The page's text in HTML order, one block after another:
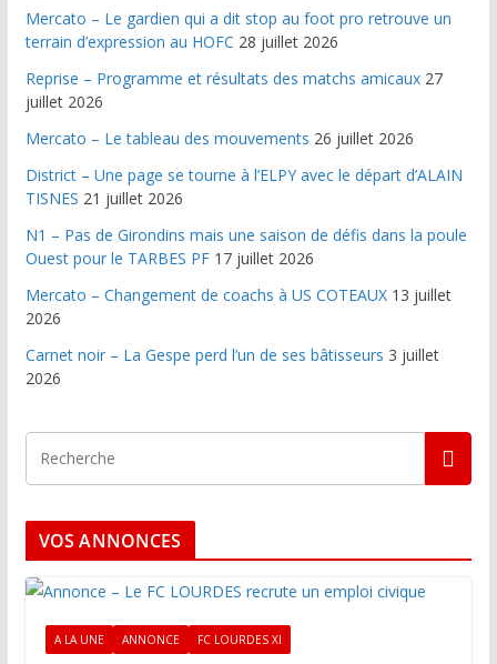
Mercato – Le gardien qui a dit stop au foot pro retrouve un
terrain d’expression au HOFC 28 juillet 2026
Reprise – Programme et résultats des matchs amicaux 27
juillet 2026
Mercato – Le tableau des mouvements 26 juillet 2026
District – Une page se tourne à l’ELPY avec le départ d’ALAIN
TISNES 21 juillet 2026
N1 – Pas de Girondins mais une saison de défis dans la poule
Ouest pour le TARBES PF 17 juillet 2026
Mercato – Changement de coachs à US COTEAUX 13 juillet
2026
Carnet noir – La Gespe perd l’un de ses bâtisseurs 3 juillet
2026
VOS ANNONCES
A LA UNE ANNONCE FC LOURDES XI